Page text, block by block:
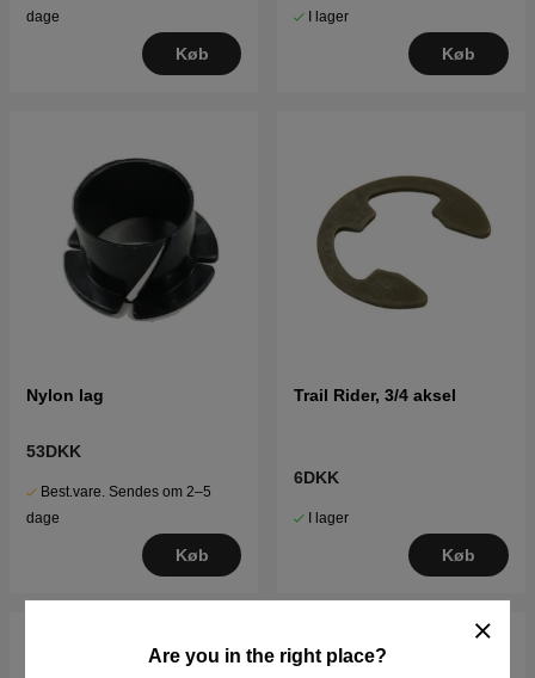
Are you in the right place?
dage
Køb
I lager
Køb
Nylon lag
53DKK
Best.vare. Sendes om 2–5
dage
Køb
Trail Rider, 3/4 aksel
6DKK
I lager
Køb